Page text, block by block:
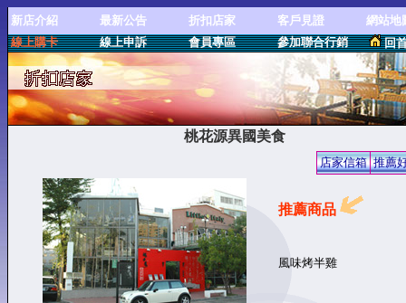
新店介紹 最新公告 折扣店家 客戶見證
網站地
線上購卡
線上申訴 會員專區 參加聯合行銷 回
桃花源異國美食
店家信箱 推薦
推薦商品
風味烤半雞